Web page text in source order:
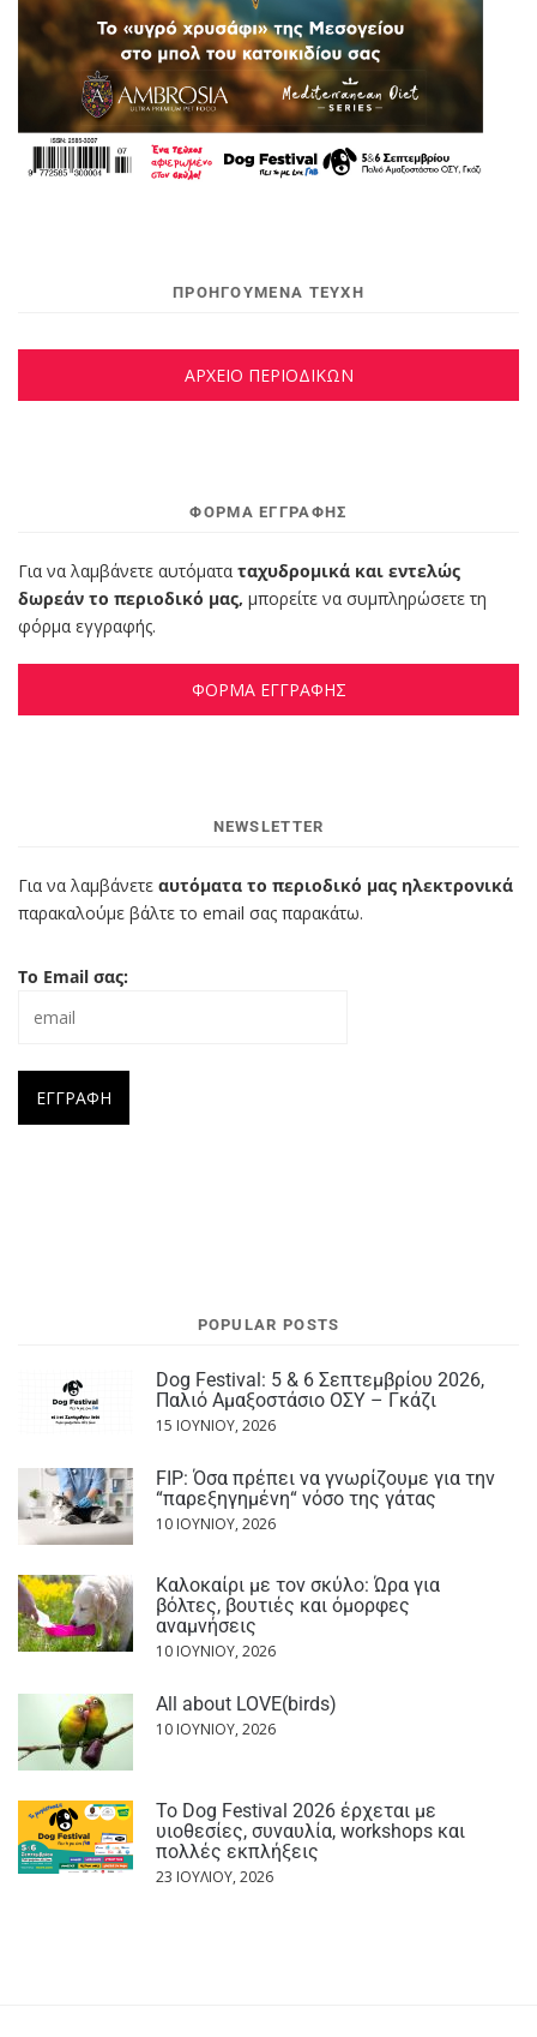
ΠΡΟΗΓΟΥΜΕΝΑ ΤΕΥΧΗ
ΑΡΧΕΙΟ ΠΕΡΙΟΔΙΚΩΝ
ΦΌΡΜΑ ΕΓΓΡΑΦΉΣ
Για να λαμβάνετε αυτόματα ταχυδρομικά και εντελώς
δωρεάν το περιοδικό μας, μπορείτε να συμπληρώσετε τη
φόρμα εγγραφής.
ΦΟΡΜΑ ΕΓΓΡΑΦΗΣ
NEWSLETTER
Για να λαμβάνετε αυτόματα το περιοδικό μας ηλεκτρονικά
παρακαλούμε βάλτε το email σας παρακάτω.
Το Email σας:
POPULAR POSTS
Dog Festival: 5 & 6 Σεπτεμβρίου 2026,
Παλιό Αμαξοστάσιο ΟΣΥ – Γκάζι
15 ΙΟΥΝΊΟΥ, 2026
FIP: Όσα πρέπει να γνωρίζουμε για την
“παρεξηγημένη“ νόσο της γάτας
10 ΙΟΥΝΊΟΥ, 2026
Καλοκαίρι με τον σκύλο: Ώρα για
βόλτες, βουτιές και όμορφες
αναμνήσεις
10 ΙΟΥΝΊΟΥ, 2026
All about LOVE(birds)
10 ΙΟΥΝΊΟΥ, 2026
Το Dog Festival 2026 έρχεται με
υιοθεσίες, συναυλία, workshops και
πολλές εκπλήξεις
23 ΙΟΥΛΊΟΥ, 2026